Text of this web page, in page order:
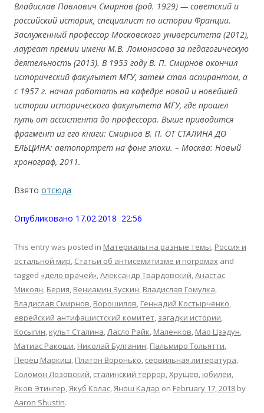
Владислав Павлович Смирнов (род. 1929) — советский и
российский историк, специалист по истории Франции.
Заслуженный профессор Московского университета (2012),
лауреат премии имени М.В. Ломоносова за педагогическую
деятельность (2013). В 1953 году В. П. Смирнов окончил
исторический факультет МГУ, затем стал аспирантом, а
с 1957 г. начал работать на кафедре новой и новейшей
истории исторического факультета МГУ, где прошел
путь от ассистента до профессора. Выше приводится
фрагмент из его книги: Смирнов В. П. ОТ СТАЛИНА ДО
ЕЛЬЦИНА: автопортрет на фоне эпохи. – Москва: Новый
хронограф, 2011.
Взято отсюда
Опубликовано 17.02.2018 22:56
This entry was posted in Материалы на разные темы, Россия и
остальной мир, Статьи об антисемитизме и погромах and
tagged «дело врачей»,Александр Твардовский,Анастас
Микоян, Берия, Вениамин Зускин, Владислав Гомулка,
Владислав Смирнов, Ворошилов, Геннадий Костырченко,
еврейский антифашистский комитет, загадки истории,
Косыгин, культ Сталина,Ласло Райк, Маленков, Мао Цзэдун,
Матиас Ракоши, Николай Булганин, Пальмиро Тольятти,
Перец Маркиш, Платон Воронько, сервильная литература,
Соломон Лозовский, сталинский террор,Хрущев, юбилеи,
Яков Этингер,Якуб Колас,Янош Кадар on February 17, 2018 by
Aaron Shustin.